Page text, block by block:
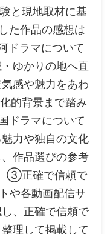
と現地取材に基
た作品の感想は
ドラマについて
ゆかりの地へ直
感や魅力をあわ
的背景まで踏み
ドラマについて
力や独自の文化
作品選びの参考
③正確で信頼で
や各動画配信サ
、正確で信頼で
理して掲載して